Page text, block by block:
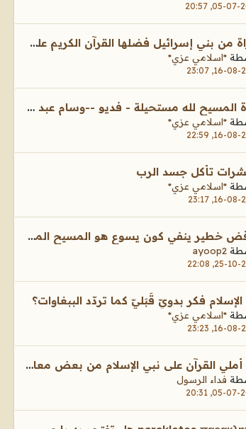
05-07-
امراة من بني إسرائيل فضلها القرآن الكريم على نساء العالمين
*اسلامي عزي*
16-08-
بنوة المسيح لله مستحيلة - فديو --وسام عبد الله
*اسلامي عزي*
16-08-
تأكل جسد الرب
*اسلامي عزي*
16-08-
تناقض خطير ينفي كون يسوع هو المسيح المنتظر
ayoop2
25-10-
فكر بدويّ قَبَليّ كما تردّد الببغاوات؟
*اسلامي عزي*
16-08-
هل أُملي القرآن على نبي الإسلام من بعض معاصريه ؟!
فداء الرسول
05-07-